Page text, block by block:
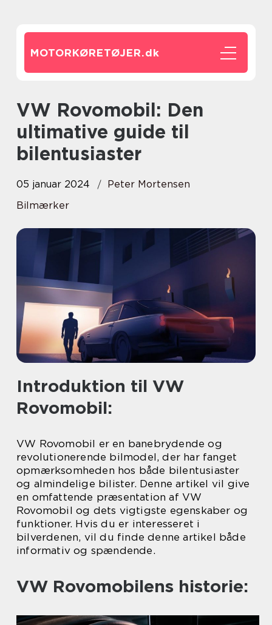
MOTORKØRETØJER.dk
VW Rovomobil: Den
ultimative guide til
bilentusiaster
05 januar 2024
Peter Mortensen
Bilmærker
Introduktion til VW
Rovomobil:
VW Rovomobil er en banebrydende og
revolutionerende bilmodel, der har fanget
opmærksomheden hos både bilentusiaster
og almindelige bilister. Denne artikel vil give
en omfattende præsentation af VW
Rovomobil og dets vigtigste egenskaber og
funktioner. Hvis du er interesseret i
bilverdenen, vil du finde denne artikel både
informativ og spændende.
VW Rovomobilens historie: